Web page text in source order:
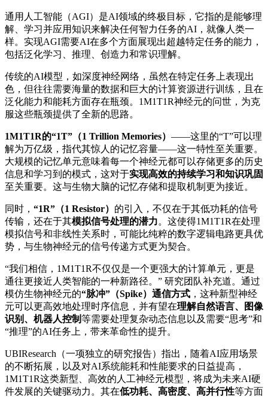
通用人工智能（AGI）是AI领域的终极目标，它指的是能够理
解、学习并应用知识来解决任何智力任务的AI，就像人类一
样。实现AGI需要AI在多个方面展现出超越特定任务的能力，
包括泛化学习、推理、创造力和常识理解。
传统的AI模型，如深度神经网络，虽然在特定任务上表现出
色，但往往需要海量的数据和巨大的计算资源进行训练，且在
泛化能力和能耗方面存在瓶颈。1M1T1R神经元的问世，为克
服这些瓶颈提供了全新的思路。
1M1T1R的“1T”（1 Trillion Memories） ——这里的“T”可以理
解为万亿级，指代其惊人的记忆容量——这一特性至关重要。
大规模的记忆单元意味着每一个神经元都可以存储更多的历史
信息和学习到的模式，这对于实现高效的持续学习和知识巩固
至关重要。这与生物大脑的记忆存储和提取机制更为接近。
同时， “1R”（1 Resistor） 的引入，不仅在于其低功耗的信号
传输，还在于其模拟信号处理的潜力。这使得1M1T1R在处理
模拟信号和非线性关系时，可能比纯粹的数字逻辑电路更具优
势，与生物神经元的信号传递方式更为契合。
“我们相信，1M1T1R不仅仅是一个更强大的计算单元，更是
通往更接近人类智能的一种新路径。” 研究团队补充道。通过
模仿生物神经元的“脉冲”（Spike）通信方式 ，这种新型神经
元可以更高效地处理时序信息，并有望在理解自然语言、图像
识别、机器人控制等需要处理复杂动态信息以及需要“思考”和
“推理”的AI任务上，带来革命性的提升。
UBIResearch（一项独立的研究报告）指出，随着AI应用场景
的不断拓展，以及对AI系统能耗和性能要求的日益提高，
1M1T1R这类新型、高效的人工神经元模型，将成为未来AI硬
件发展的关键驱动力。其在低功耗、高密度、高并行性等方面